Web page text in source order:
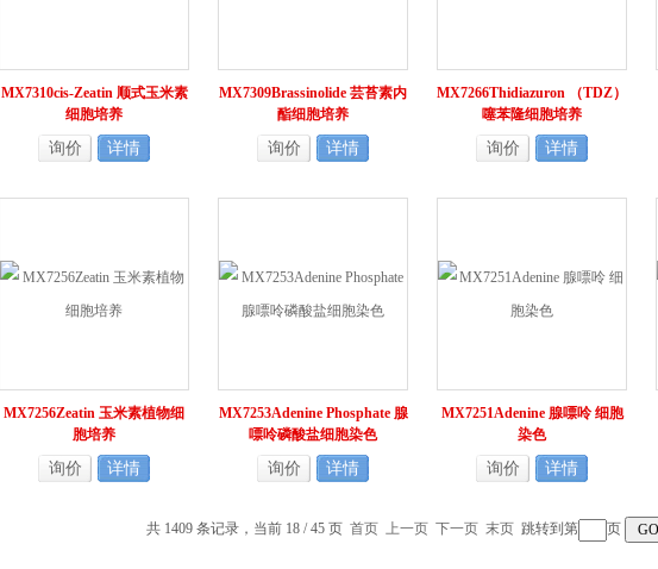
MX7310cis-Zeatin 顺式玉米素
细胞培养
询价 详情
MX7309Brassinolide 芸苔素内
酯细胞培养
询价 详情
MX7266Thidiazuron （TDZ）
噻苯隆细胞培养
询价 详情
MX7256Zeatin 玉米素植物细
胞培养
询价 详情
MX7253Adenine Phosphate 腺
嘌呤磷酸盐细胞染色
询价 详情
MX7251Adenine 腺嘌呤 细胞
染色
询价 详情
共 1409 条记录，当前 18 / 45 页 首页 上一页 下一页 末页跳转到第 页